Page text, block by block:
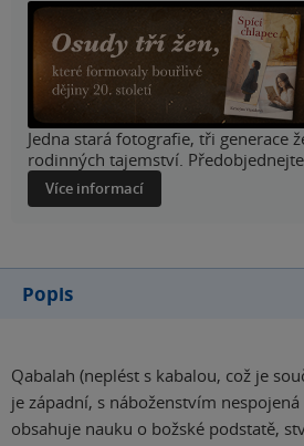
Jedna stará fotografie, tři generace
rodinných tajemství.
Více informací
Popis
Qabalah (neplést s kabalou, což je
je západní, s náboženstvím
obsahuje nauku o božské podstatě,